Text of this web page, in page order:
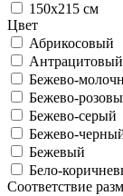
150х215 см
Цвет
Абрикосовый
Антрацитовый
Бежево-
Бежево-
Бежево-серый
Бежево-
Бежевый
Бело-
Соответствие